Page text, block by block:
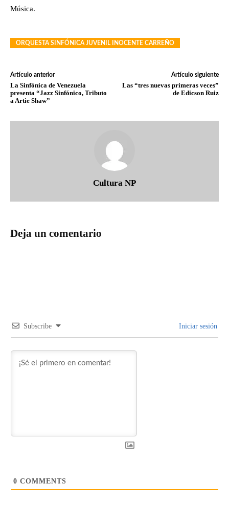
Música.
ORQUESTA SINFÓNICA JUVENIL INOCENTE CARREÑO
Artículo anterior
La Sinfónica de Venezuela
presenta “Jazz Sinfónico, Tributo
a Artie Shaw”
Artículo siguiente
Las “tres nuevas primeras veces”
de Edicson Ruiz
Cultura NP
Deja un comentario
Subscribe Iniciar sesión
0 COMMENTS